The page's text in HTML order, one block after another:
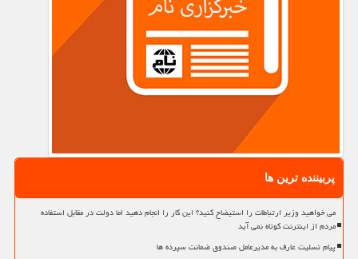
پربیننده ترین ها
می خواهید وزیر ارتباطات را استیضاح کنید؟ این کار را انجام دهید اما دولت در مقابل استفاده
مردم از اینترنت کوتاه نمی آید
پیام تسلیت عارف به مدیرعامل صندوق ضمانت سپرده ها